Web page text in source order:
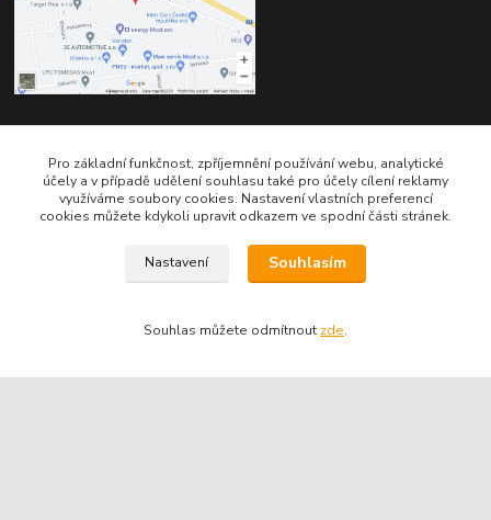
Kontakty
Pro základní funkčnost, zpříjemnění používání webu, analytické
účely a v případě udělení souhlasu také pro účely cílení reklamy
využíváme soubory cookies. Nastavení vlastních preferencí
cookies můžete kdykoli upravit odkazem ve spodní části stránek.
Nastavení Souhlasím
Souhlas můžete odmítnout zde.